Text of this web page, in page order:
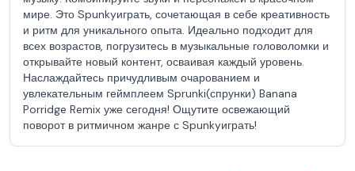
мире. Это Spunkyиграть, сочетающая в себе креативность
и ритм для уникального опыта. Идеально подходит для
всех возрастов, погрузитесь в музыкальные головоломки и
открывайте новый контент, осваивая каждый уровень.
Наслаждайтесь причудливым очарованием и
увлекательным геймплеем Sprunki(спрунки) Banana
Porridge Remix уже сегодня! Ощутите освежающий
поворот в ритмичном жанре с Spunkyиграть!